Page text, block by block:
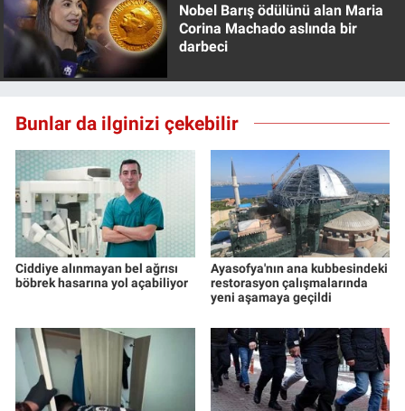
Nobel Barış ödülünü alan Maria
Corina Machado aslında bir
darbeci
Bunlar da ilginizi çekebilir
Ciddiye alınmayan bel ağrısı
böbrek hasarına yol açabiliyor
Ayasofya'nın ana kubbesindeki
restorasyon çalışmalarında
yeni aşamaya geçildi
Yerel Yaşam
Canlı Yayın